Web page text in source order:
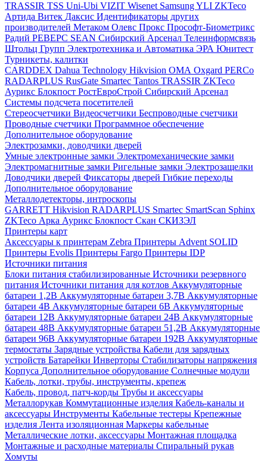
TRASSIR TSS Uni-Ubi VIZIT Wisenet SamsungYLI ZKTeco
Артида Витек Даксис Идентификаторы других
производителей Метаком Олевс Прокс Прософт-Биометрикс
Радий РЕВЕРС SEAN Сибирский Арсенал Телеинформсвязь
Штольц Групп Электротехника и Автоматика ЭРА Юнитест
Турникеты, калитки
CARDDEX Dahua Technology Hikvision ОМА Oxgard PERCo
RADARPLUS RusGate Smartec Tantos TRASSIR ZKTeco
Аурикс Блокпост РостЕвроСтрой Сибирский Арсенал
Системы подсчета посетителей
Стереосчетчики Видеосчетчики Беспроводные счетчики
Проводные счетчики Программное обеспечение
Дополнительное оборудование
Электрозамки, доводчики дверей
Умные электронные замки Электромеханические замки
Электромагнитные замки Ригельные замки Электрозащелки
Доводчики дверей Фиксаторы дверей Гибкие переходы
Дополнительное оборудование
Металлодетекторы, интроскопы
GARRETT Hikvision RADARPLUS Smartec SmartScan Sphinx
ZKTeco Арка Аурикс Блокпост Скан СКИЗЭЛ
Принтеры карт
Аксессуары к принтерам Zebra Принтеры Advent SOLID
Принтеры Evolis Принтеры Fargo Принтеры IDP
Источники питания
Блоки питания стабилизированные Источники резервного
питания Источники питания для котлов Аккумуляторные
батареи 1,2В Аккумуляторные батареи 3,7В Аккумуляторные
батареи 4В Аккумуляторные батареи 6В Аккумуляторные
батареи 12В Аккумуляторные батареи 24В Аккумуляторные
батареи 48В Аккумуляторные батареи 51,2В Аккумуляторные
батареи 96В Аккумуляторные батареи 192В Аккумуляторные
термостаты Зарядные устройства Кабели для зарядных
устройств Батарейки Инверторы Стабилизаторы напряжения
Корпуса Дополнительное оборудование Солнечные модули
Кабель, лотки, трубы, инструменты, крепеж
Кабель, провод, патч-корды Трубы и аксессуары
Металлорукав Коммутационные изделия Кабель-каналы и
аксессуары Инструменты Кабельные тестеры Крепежные
изделия Лента изоляционная Маркеры кабельные
Металлические лотки, аксессуары Монтажная площадка
Монтажные и расходные материалы Спиральный рукав
Хомуты